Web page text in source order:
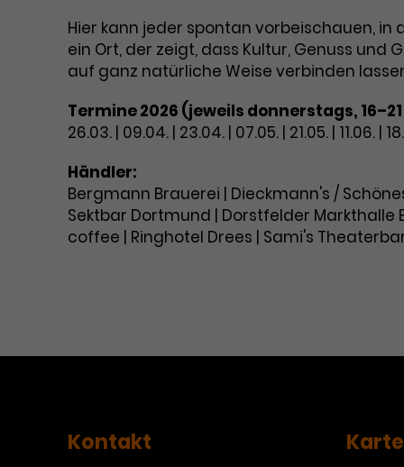
Hier kann jeder spontan vorbeischauen,
ein Ort, der zeigt, dass Kultur, Genuss
auf ganz natürliche Weise verbinden
Termine 2026 (jeweils donnerstags,
26.03. | 09.04. | 23.04. | 07.05. | 21.05. | 11.06. |
Händler:
Bergmann Brauerei | Dieckmann's /
Sektbar Dortmund | Dorstfelder Markthalle
coffee | Ringhotel Drees | Sami's
Kontakt